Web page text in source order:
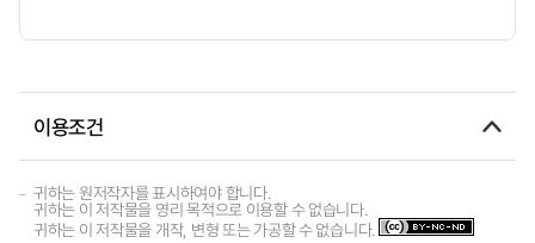
이용조건
귀하는 원저작자를 표시하여야 합니다.
귀하는 이 저작물을 영리 목적으로 이용할 수 없습니다.
귀하는 이 저작물을 개작, 변형 또는 가공할 수 없습니다.